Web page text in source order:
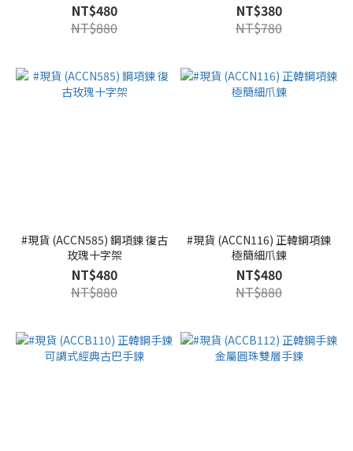
NT$480
NT$880
NT$380
NT$780
#現貨 (ACCN585) 鋼項鍊 復古
玫瑰十字架
NT$480
NT$880
#現貨 (ACCN116) 正韓鋼項鍊
極簡細爪鍊
NT$480
NT$880